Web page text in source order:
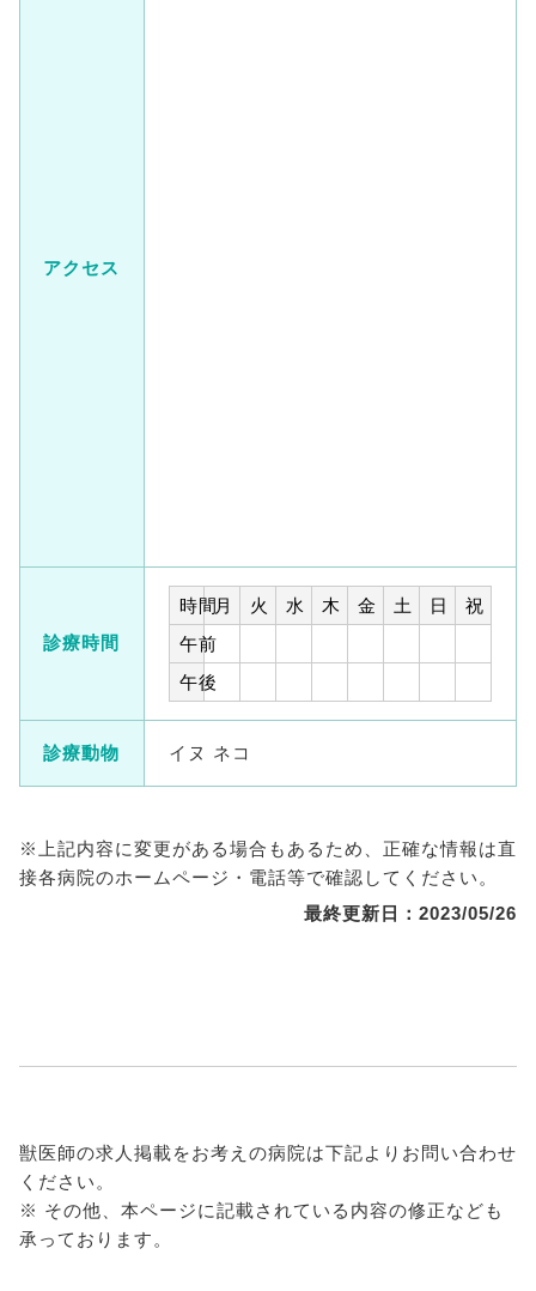
アクセス
診療時間
時間月 火 水 木 金 土 日
祝
午前
午後
診療動物 イヌ ネコ
※上記内容に変更がある場合もあるため、正確な情報は直
接各病院のホームページ・電話等で確認してください。
最終更新日：2023/05/26
獣医師の求人掲載をお考えの病院は下記よりお問い合わせ
ください。
※ その他、本ページに記載されている内容の修正なども
承っております。